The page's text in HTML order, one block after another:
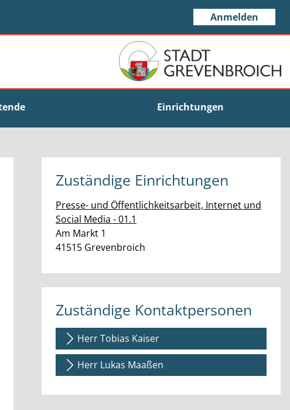
Anmelden
Einrichtungen
Zuständige Einrichtungen
Presse- und Öffentlichkeitsarbeit, Internet und
Social Media - 01.1
Straße:
Am Markt Hausnummer:
1
PLZ:
41515 Ort:
Grevenbroich
Zuständige Kontaktpersonen
Herr Tobias Kaiser
Herr Lukas Maaßen